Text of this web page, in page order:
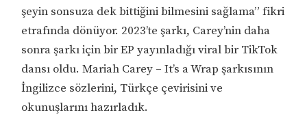
şeyin sonsuza dek bittiğini bilmesini sağlama” fikri
etrafında dönüyor. 2023’te şarkı, Carey’nin daha
sonra şarkı için bir EP yayınladığı viral bir TikTok
dansı oldu. Mariah Carey – It’s a Wrap şarkısının
İngilizce sözlerini, Türkçe çevirisini ve
okunuşlarını hazırladık.